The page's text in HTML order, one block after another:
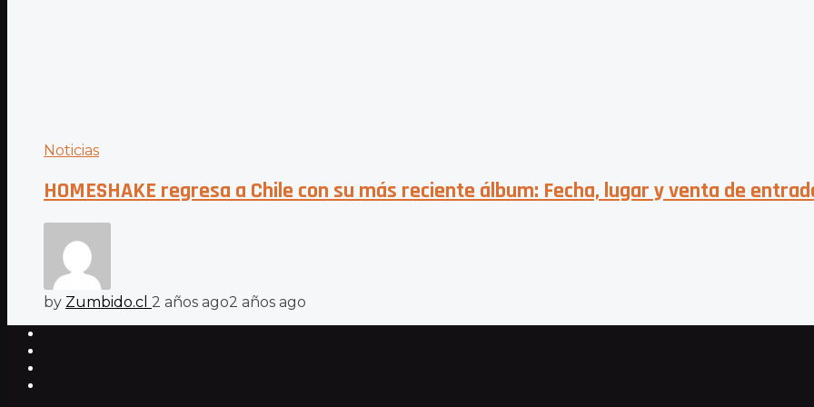
Noticias
HOMESHAKE regresa a Chile con su más reciente álbum: Fecha, lugar y venta de
by Zumbido.cl 2 años ago2 años ago